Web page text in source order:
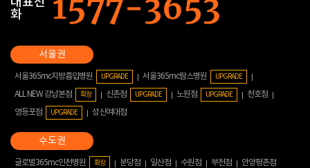
화
서울365mc지방흡입병원 UPGRADE 서울365mc람스병원 UPGRADE
ALL NEW 강남본점 확장 신촌점 UPGRADE 노원점 UPGRADE
천호점
영등포점
UPGRADE 성신여대점
글로벌365mc인천병원 확장 분당점 일산점 수원점 부천점 안양평촌점